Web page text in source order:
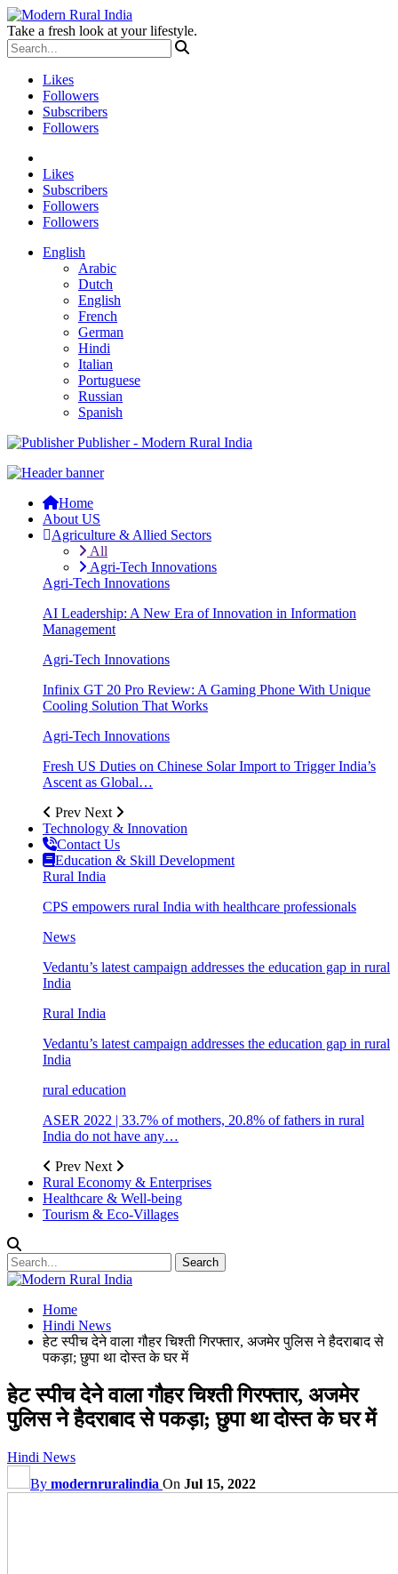
Take a fresh look at your lifestyle.
Likes
Followers
Subscribers
Followers
Likes
Subscribers
Followers
Followers
English
Arabic
Dutch
English
French
German
Hindi
Italian
Portuguese
Russian
Spanish
Publisher - Modern Rural India
Home
About US
Agriculture & Allied Sectors
All
Agri-Tech Innovations
Agri-Tech Innovations
AI Leadership: A New Era of Innovation in Information
Management
Agri-Tech Innovations
Infinix GT 20 Pro Review: A Gaming Phone With Unique
Cooling Solution That Works
Agri-Tech Innovations
Fresh US Duties on Chinese Solar Import to Trigger India’s
Ascent as Global…
Prev Next
Technology & Innovation
Contact Us
Education & Skill Development
Rural India
CPS empowers rural India with healthcare professionals
News
Vedantu’s latest campaign addresses the education gap in rural
India
Rural India
Vedantu’s latest campaign addresses the education gap in rural
India
rural education
ASER 2022 | 33.7% of mothers, 20.8% of fathers in rural
India do not have any…
Prev Next
Rural Economy & Enterprises
Healthcare & Well-being
Tourism & Eco-Villages
Home
Hindi News
हेट स्पीच देने वाला गौहर चिश्ती गिरफ्तार, अजमेर पुलिस ने हैदराबाद से
पकड़ा; छुपा था दोस्त के घर में
हेट स्पीच देने वाला गौहर चिश्ती गिरफ्तार, अजमेर
पुलिस ने हैदराबाद से पकड़ा; छुपा था दोस्त के घर में
Hindi News
By modernruralindia On Jul 15, 2022